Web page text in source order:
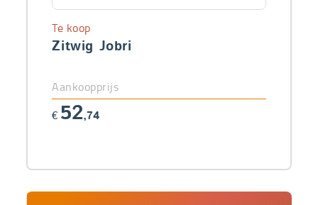
Zitwig Jobri
Te koop
Aankoopprijs
€ 52,74